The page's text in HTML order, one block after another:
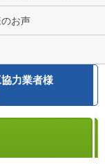
お声
力業者様